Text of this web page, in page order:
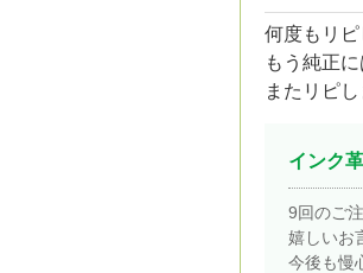
何度もリピ
もう純正に
またリピし
インク
9回のご
嬉しいお
今後も慢